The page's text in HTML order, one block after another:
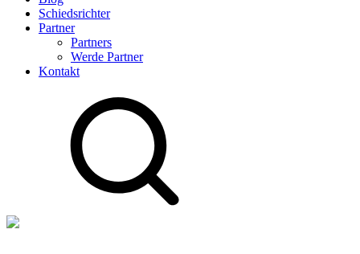
Schiedsrichter
Partner
Partners
Werde Partner
Kontakt